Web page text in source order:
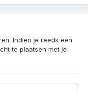
Indien je reeds een
te plaatsen met je